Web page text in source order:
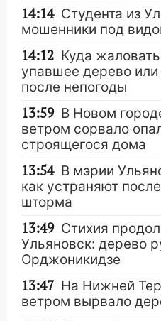
14:14 Студента из
мошенники под
14:12 Куда
упавшее дерево
после непогоды
13:59 В Новом
ветром сорвало
строящегося дома
13:54 В мэрии
как устраняют
шторма
13:49 Стихия
Ульяновск: дерево
Орджоникидзе
13:47 На Нижней
ветром вырвало